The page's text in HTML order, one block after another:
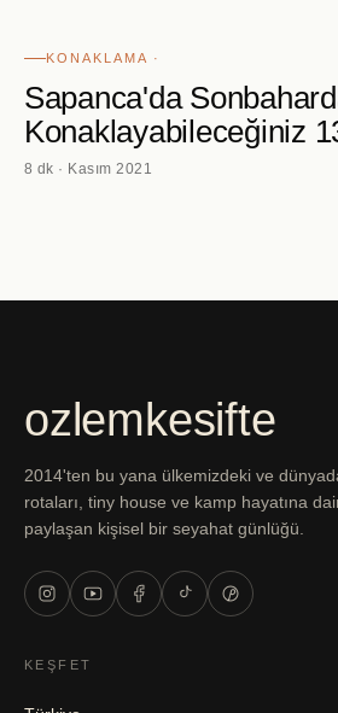
KONAKLAMA ·
Sapanca'da
Konaklayabileceğiniz
8 dk · Kasım 2021
ozlemkesifte
2014'ten bu yana ülkemizdeki ve
rotaları, tiny house ve kamp hayatına
paylaşan kişisel bir seyahat günlüğü.
KEŞFET